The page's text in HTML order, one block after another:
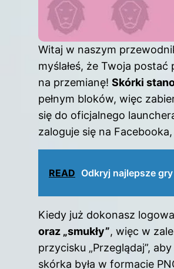
Witaj w naszym
myślałeś, że Twoja postać
na przemianę! Skórki
pełnym bloków, więc
się do oficjalnego
zaloguje się na
READ Odkryj najlepsze
Kiedy już dokonasz
oraz „smukły”, więc w
przycisku „Przeglądaj”,
skórka była w formacie